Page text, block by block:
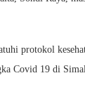
protokol
Covid 19 di